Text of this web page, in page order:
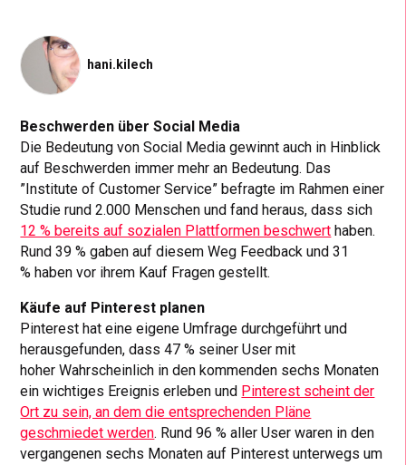
hani.kilech
Beschwerden über Social Media
Die Bedeutung von Social Media gewinnt auch in Hinblick
auf Beschwerden immer mehr an Bedeutung. Das
”Institute of Customer Service” befragte im Rahmen einer
Studie rund 2.000 Menschen und fand heraus, dass sich
12 % bereits auf sozialen Plattformen beschwert haben.
Rund 39 % gaben auf diesem Weg Feedback und 31
% haben vor ihrem Kauf Fragen gestellt.
Käufe auf Pinterest planen
Pinterest hat eine eigene Umfrage durchgeführt und
herausgefunden, dass 47 % seiner User mit
hoher Wahrscheinlich in den kommenden sechs Monaten
ein wichtiges Ereignis erleben und Pinterest scheint der
Ort zu sein, an dem die entsprechenden Pläne
geschmiedet werden. Rund 96 % aller User waren in den
vergangenen sechs Monaten auf Pinterest unterwegs um